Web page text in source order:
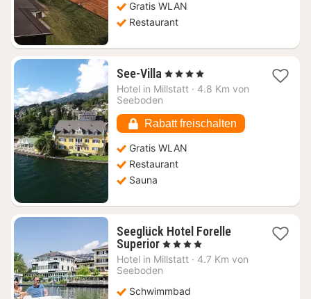
Gratis WLAN
Restaurant
See-Villa 1
Nacht
€
, 4 Sterne
Hotel in Millstatt · 4.8 Km von
Seeboden
Rabatt freischalten
Gratis WLAN
Restaurant
Sauna
Seeglück Hotel Forelle
Superior1
Nacht
ab
€
, 4 Sterne
Hotel in Millstatt · 4.7 Km von
Seeboden
Schwimmbad